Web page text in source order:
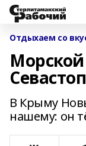
Отдыхаем со
В Крыму
нашему: он